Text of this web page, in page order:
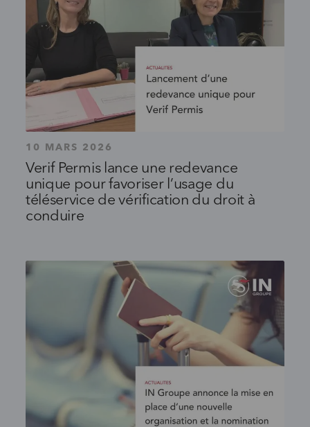
10 MARS 2026
Verif Permis lance une redevance
unique pour favoriser l’usage du
téléservice de vérification du droit à
conduire